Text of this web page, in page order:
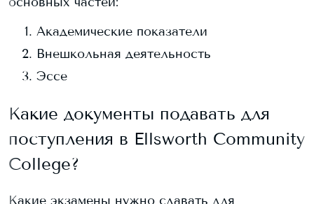
Академические показатели
Внешкольная деятельность
Эссе
Какие документы подавать для
поступления в Ellsworth Community
College?
Какие экзамены нужно сдавать для